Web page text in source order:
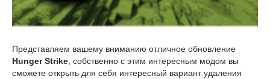
Представляем вашему вниманию отличное обновление
Hunger Strike, собственно с этим интересным модом вы
сможете открыть для себя интересный вариант удаления